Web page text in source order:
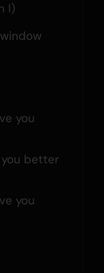
I)
you
you better
you